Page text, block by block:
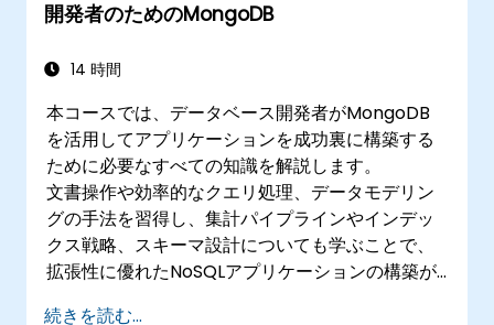
やNagiosといった標準的な監視ソフトウェア
バックアップ計画を策定し、大容量データの
い方。
開発者が遭遇しやすい問題点や障害発生時の
対処法を習得したい方。
開発者のためのMongoDB
14 時間
本コースでは、データベース開発者がMongoDB
を活用してアプリケーションを成功裏に構築する
ために必要なすべての知識を解説します。
文書操作や効率的なクエリ処理、データモデリン
グの手法を習得し、集計パイプラインやインデッ
クス戦略、スキーマ設計についても学ぶことで、
拡張性に優れたNoSQLアプリケーションの構築が
続きを読む...